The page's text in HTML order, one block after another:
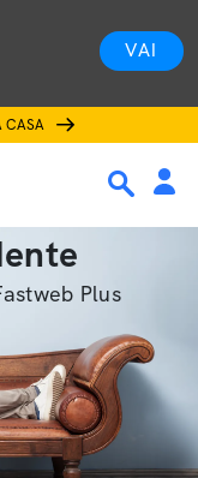
VAI
CASA
Plus